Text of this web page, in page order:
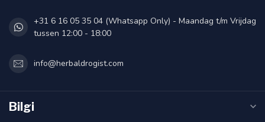
+31 6 16 05 35 04 (Whatsapp Only) - Maandag t/m Vrijdag
tussen 12:00 - 18:00
info@herbaldrogist.com
Bilgi